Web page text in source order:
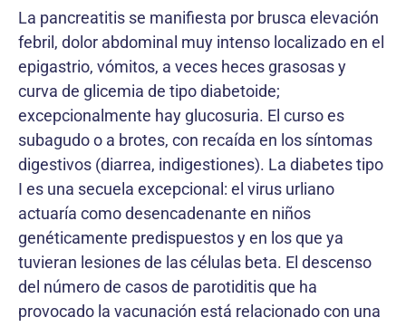
La pancreatitis se manifiesta por brusca elevación
febril, dolor abdominal muy intenso localizado en el
epigastrio, vómitos, a veces heces grasosas y
curva de glicemia de tipo diabetoide;
excepcionalmente hay glucosuria. El curso es
subagudo o a brotes, con recaída en los síntomas
digestivos (diarrea, indigestiones). La diabetes tipo
I es una secuela excepcional: el virus urliano
actuaría como desencadenante en niños
genéticamente predispuestos y en los que ya
tuvieran lesiones de las células beta. El descenso
del número de casos de parotiditis que ha
provocado la vacunación está relacionado con una